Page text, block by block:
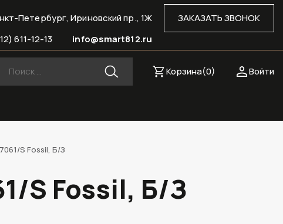
ЗАКАЗАТЬ ЗВОНОК
Петербург, Ириновский пр., 1Ж
info@smart812.ru
611-12-13
Войти
Корзина(0)
S Fossil, Б/З
S Fossil, Б/З